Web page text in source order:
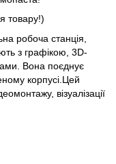
товару!)
робоча станція,
з графікою, 3D-
Вона поєднує
корпусі.Цей
візуалізації